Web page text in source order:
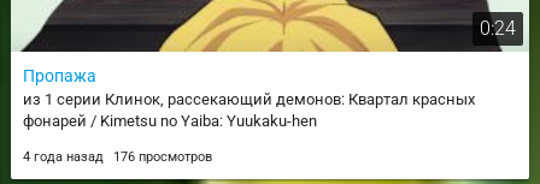
0:24
Пропажа
из 1 серии Клинок, рассекающий демонов: Квартал красных
фонарей / Kimetsu no Yaiba: Yuukaku-hen
4 года назад 176 просмотров